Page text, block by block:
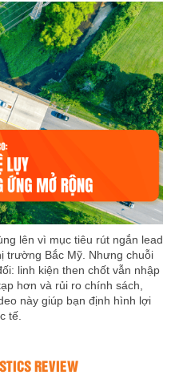
lên vì mục tiêu rút ngắn lead
trường Bắc Mỹ. Nhưng chuỗi
linh kiện then chốt vẫn nhập
hơn và rủi ro chính sách,
này giúp bạn định hình lợi
tế.
REVIEW